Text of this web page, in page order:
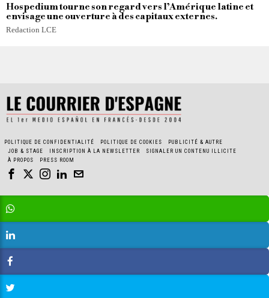
Hospedium tourne son regard vers l’Amérique latine et
envisage une ouverture à des capitaux externes.
Redaction LCE
POLITIQUE DE CONFIDENTIALITÉ POLITIQUE DE COOKIES
PUBLICITÉ & AUTRE
JOB & STAGE
INSCRIPTION À LA NEWSLETTER
SIGNALER UN CONTENU ILLICITE
À PROPOS
PRESS ROOM